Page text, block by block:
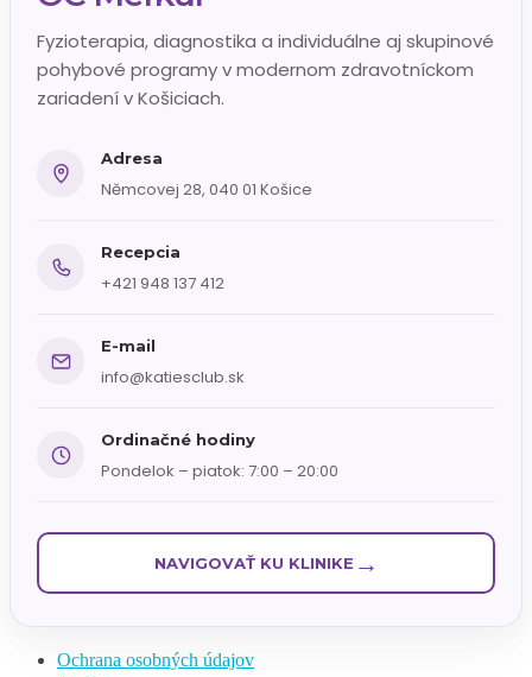
Fyzioterapia, diagnostika a individuálne aj skupinové
pohybové programy v modernom zdravotníckom
zariadení v Košiciach.
Adresa
Němcovej 28, 040 01 Košice
Recepcia
+421 948 137 412
E-mail
info@katiesclub.sk
Ordinačné hodiny
Pondelok – piatok: 7:00 – 20:00
NAVIGOVAŤ KU KLINIKE →
Ochrana osobných údajov